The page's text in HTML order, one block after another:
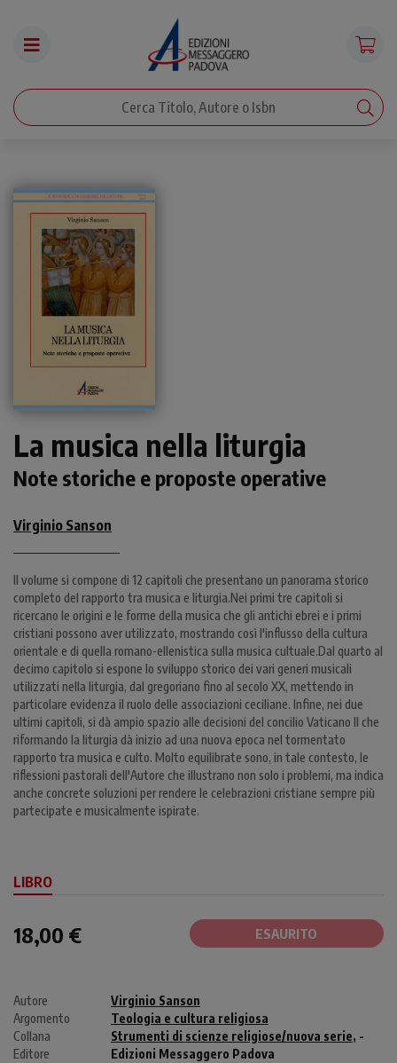
La musica nella liturgia
Note storiche e proposte operative
Virginio Sanson
Il volume si compone di 12 capitoli che presentano un panorama storico
completo del rapporto tra musica e liturgia.Nei primi tre capitoli si
ricercano le origini e le forme della musica che gli antichi ebrei e i primi
cristiani possono aver utilizzato, mostrando così l'influsso della cultura
orientale e di quella romano-ellenistica sulla musica cultuale.Dal quarto al
decimo capitolo si espone lo sviluppo storico dei vari generi musicali
utilizzati nella liturgia, dal gregoriano fino al secolo XX, mettendo in
particolare evidenza il ruolo delle associazioni ceciliane. Infine, nei due
ultimi capitoli, si dà ampio spazio alle decisioni del concilio Vaticano II che
riformando la liturgia dà inizio ad una nuova epoca nel tormentato
rapporto tra musica e culto. Molto equilibrate sono, in tale contesto, le
riflessioni pastorali dell'Autore che illustrano non solo i problemi, ma indica
anche concrete soluzioni per rendere le celebrazioni cristiane sempre più
partecipate e musicalmente ispirate.
LIBRO
18,00 € ESAURITO
Autore
Virginio Sanson
Argomento
Teologia e cultura religiosa
Collana
Strumenti di scienze religiose/nuova serie, -
Editore
Edizioni Messaggero Padova